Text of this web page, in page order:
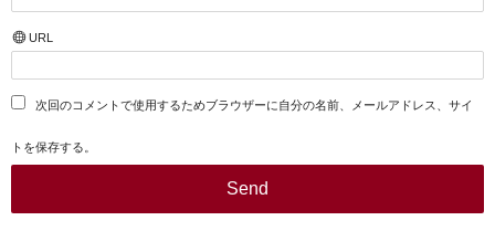
URL
次回のコメントで使用するためブラウザーに自分の名前、メールアドレス、サイ
トを保存する。